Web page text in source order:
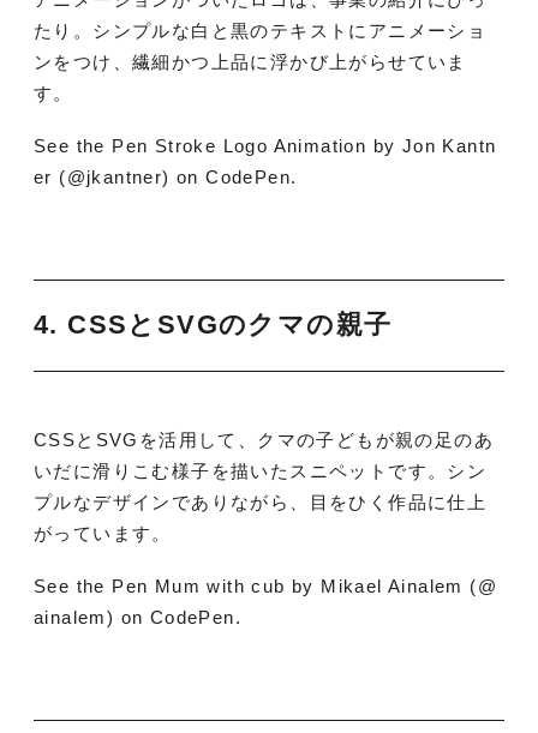
たり。シンプルな白と黒のテキストにアニメーショ
ンをつけ、繊細かつ上品に浮かび上がらせていま
す。
See the Pen Stroke Logo Animation by Jon Kantn
er (@jkantner) on CodePen.
4. CSSとSVGのクマの親子
CSSとSVGを活用して、クマの子どもが親の足のあ
いだに滑りこむ様子を描いたスニペットです。シン
プルなデザインでありながら、目をひく作品に仕上
がっています。
See the Pen Mum with cub by Mikael Ainalem (@
ainalem) on CodePen.